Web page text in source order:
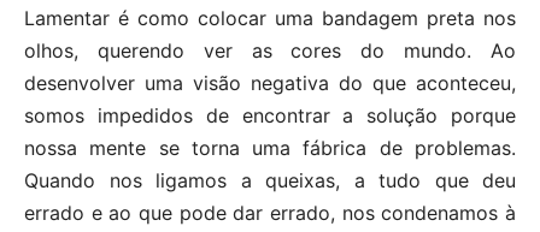
Lamentar é como colocar uma bandagem preta nos
olhos, querendo ver as cores do mundo. Ao
desenvolver uma visão negativa do que aconteceu,
somos impedidos de encontrar a solução porque
nossa mente se torna uma fábrica de problemas.
Quando nos ligamos a queixas, a tudo que deu
errado e ao que pode dar errado, nos condenamos à